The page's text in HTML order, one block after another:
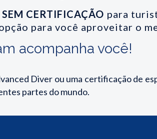
CERTIFICAÇÃO para
para você aproveitar o
acompanha você!
Diver ou uma certificação de
partes do mundo.